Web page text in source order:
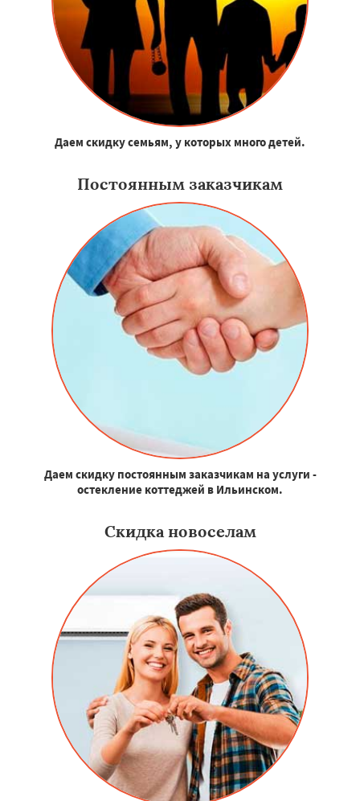
Даем скидку семьям, у которых много детей.
Постоянным заказчикам
Даем скидку постоянным заказчикам на услуги -
остекление коттеджей в Ильинском.
Скидка новоселам